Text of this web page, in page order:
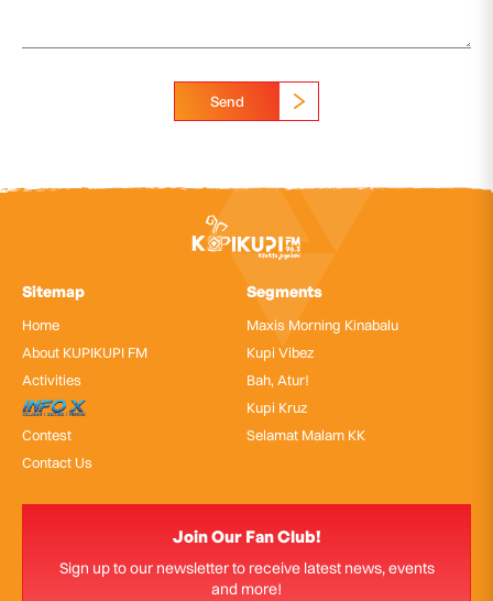
Send
Sitemap
Home
About KUPIKUPI FM
Activities
InfoX
Contest
Contact Us
Segments
Maxis Morning Kinabalu
Kupi Vibez
Bah, Atur!
Kupi Kruz
Selamat Malam KK
Join Our Fan Club!
Sign up to our newsletter to receive latest news, events
and more!